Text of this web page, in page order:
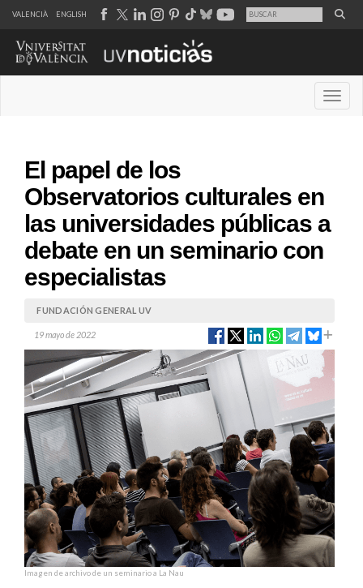
VALENCIÀ ENGLISH
El papel de los
Observatorios culturales en
las universidades públicas a
debate en un seminario con
especialistas
FUNDACIÓN GENERAL UV
19 mayo de 2022
Imagen de archivo de un seminario a La Nau